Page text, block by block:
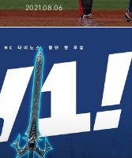
2021.08.06